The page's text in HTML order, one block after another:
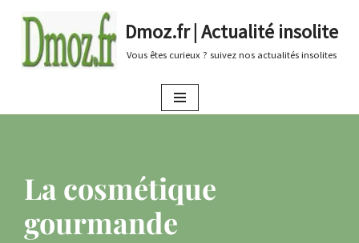
au
Dmoz.fr | Actualité insolite
Vous êtes curieux ? suivez nos actualités insolites
La cosmétique
gourmande